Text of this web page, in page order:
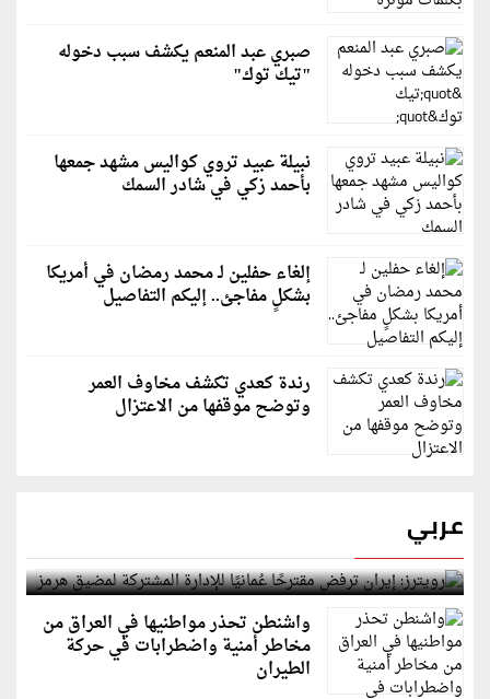
صبري عبد المنعم يكشف سبب دخوله
"تيك توك"
نبيلة عبيد تروي كواليس مشهد جمعها
بأحمد زكي في شادر السمك
إلغاء حفلين لـ محمد رمضان في أمريكا
بشكلٍ مفاجئ.. إليكم التفاصيل
رندة كعدي تكشف مخاوف العمر
وتوضح موقفها من الاعتزال
عربي
رويترز: إيران ترفض مقترحًا عُمانيًا للإدارة المشتركة
لمضيق هرمز
واشنطن تحذر مواطنيها في العراق من
مخاطر أمنية واضطرابات في حركة
الطيران